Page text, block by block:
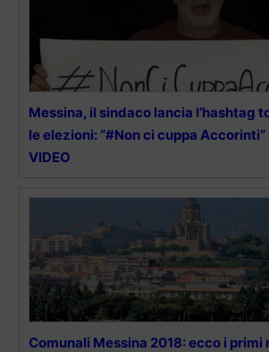
Messina, il sindaco lancia l’hashtag
le elezioni: “#Non ci cuppa Accorinti”
VIDEO
Comunali Messina 2018: ecco i primi